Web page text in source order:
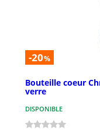
-20%
Bouteille coeur
verre
DISPONIBLE